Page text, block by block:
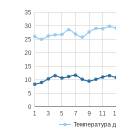
Температура
1 3 5 7 9 11
0
5
10
15
20
25
30
35